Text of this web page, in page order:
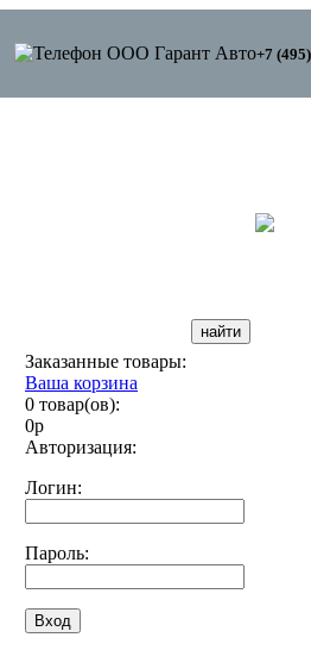
+7
Заказанные товары:
Ваша корзина
0 товар(ов):
0р
Авторизация:
Логин:
Пароль: